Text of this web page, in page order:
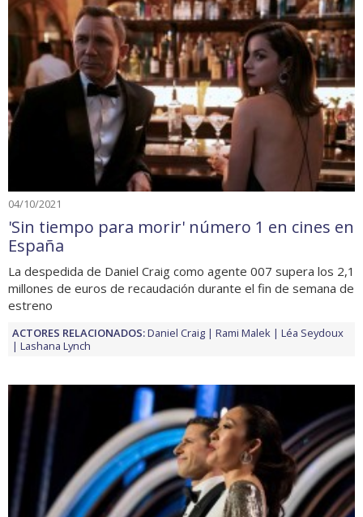
04/10/2021
'Sin tiempo para morir' número 1 en cines en
España
La despedida de Daniel Craig como agente 007 supera los 2,1
millones de euros de recaudación durante el fin de semana de
estreno
ACTORES RELACIONADOS:Daniel Craig Rami Malek
Léa Seydoux
Lashana Lynch